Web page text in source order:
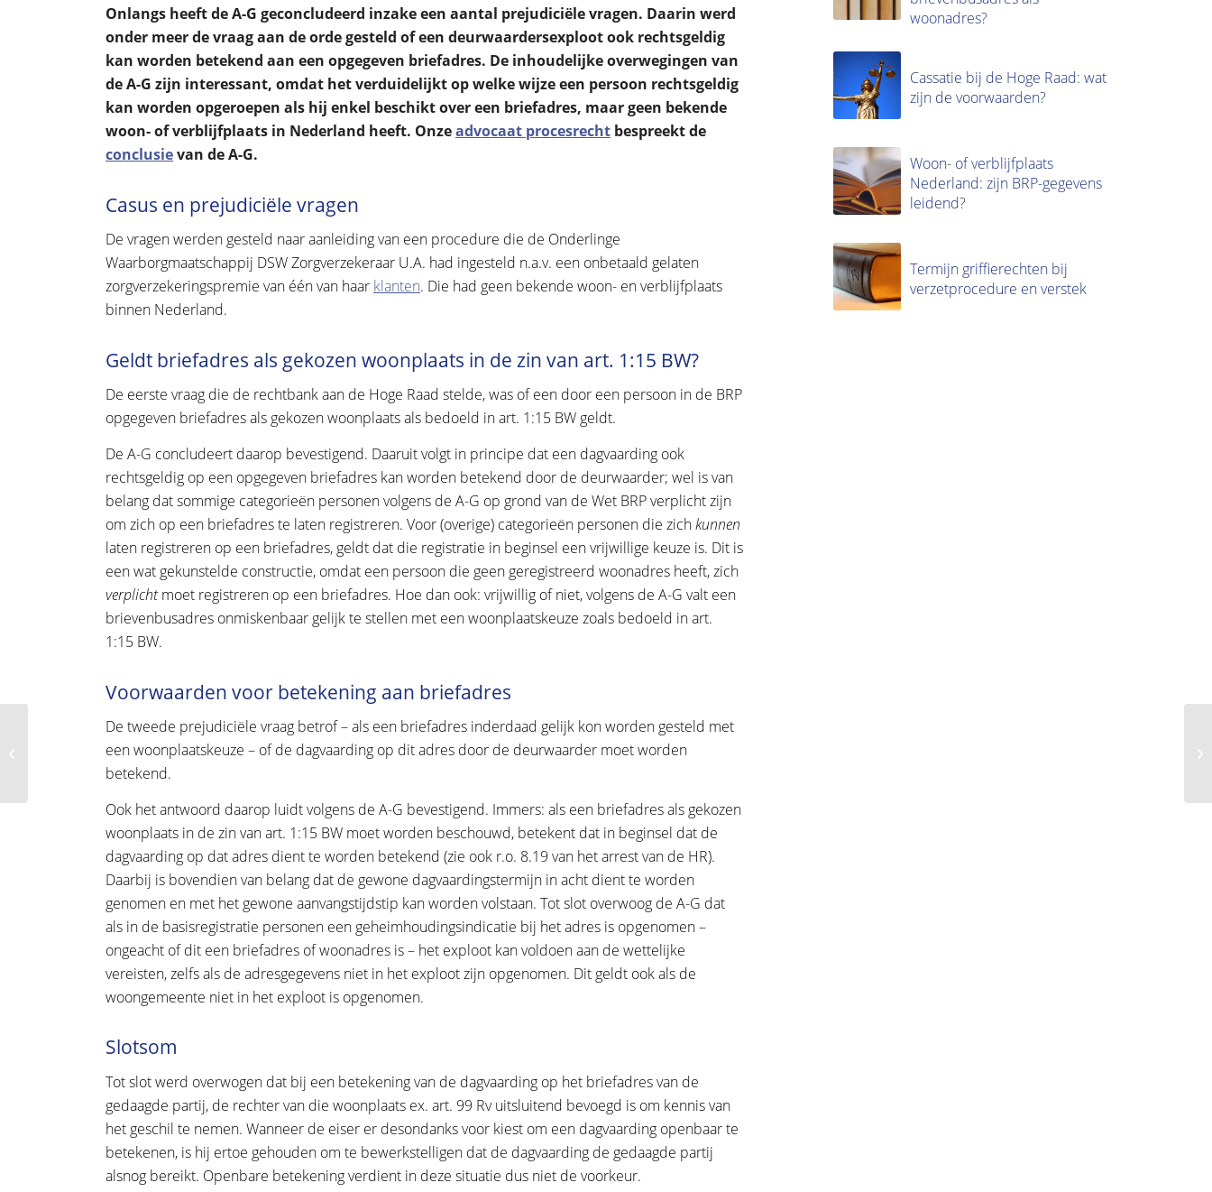
Onlangs heeft de A-G geconcludeerd inzake een aantal prejudiciële vragen. Daarin werd
onder meer de vraag aan de orde gesteld of een deurwaardersexploot ook rechtsgeldig
kan worden betekend aan een opgegeven briefadres. De inhoudelijke overwegingen van
de A-G zijn interessant, omdat het verduidelijkt op welke wijze een persoon rechtsgeldig
kan worden opgeroepen als hij enkel beschikt over een briefadres, maar geen bekende
woon- of verblijfplaats in Nederland heeft. Onzeadvocaat procesrecht bespreekt de
conclusievan de A-G.
Casus en prejudiciële vragen
De vragen werden gesteld naar aanleiding van een procedure die de Onderlinge
Waarborgmaatschappij DSW Zorgverzekeraar U.A. had ingesteld n.a.v. een onbetaald gelaten
zorgverzekeringspremie van één van haar klanten. Die had geen bekende woon- en verblijfplaats
binnen Nederland.
Geldt briefadres als gekozen woonplaats in de zin van art. 1:15 BW?
De eerste vraag die de rechtbank aan de Hoge Raad stelde, was of een door een persoon in de BRP
opgegeven briefadres als gekozen woonplaats als bedoeld in art. 1:15 BW geldt.
De A-G concludeert daarop bevestigend. Daaruit volgt in principe dat een dagvaarding ook
rechtsgeldig op een opgegeven briefadres kan worden betekend door de deurwaarder; wel is van
belang dat sommige categorieën personen volgens de A-G op grond van de Wet BRP verplicht zijn
om zich op een briefadres te laten registreren. Voor (overige) categorieën personen die zichkunnen
laten registreren op een briefadres, geldt dat die registratie in beginsel een vrijwillige keuze is. Dit is
een wat gekunstelde constructie, omdat een persoon die geen geregistreerd woonadres heeft, zich
verplichtmoet registreren op een briefadres. Hoe dan ook: vrijwillig of niet, volgens de A-G valt een
brievenbusadres onmiskenbaar gelijk te stellen met een woonplaatskeuze zoals bedoeld in art.
1:15 BW.
Voorwaarden voor betekening aan briefadres
De tweede prejudiciële vraag betrof – als een briefadres inderdaad gelijk kon worden gesteld met
een woonplaatskeuze – of de dagvaarding op dit adres door de deurwaarder moet worden
betekend.
Ook het antwoord daarop luidt volgens de A-G bevestigend. Immers: als een briefadres als gekozen
woonplaats in de zin van art. 1:15 BW moet worden beschouwd, betekent dat in beginsel dat de
dagvaarding op dat adres dient te worden betekend (zie ook r.o. 8.19 van het arrest van de HR).
Daarbij is bovendien van belang dat de gewone dagvaardingstermijn in acht dient te worden
genomen en met het gewone aanvangstijdstip kan worden volstaan. Tot slot overwoog de A-G dat
als in de basisregistratie personen een geheimhoudingsindicatie bij het adres is opgenomen –
ongeacht of dit een briefadres of woonadres is – het exploot kan voldoen aan de wettelijke
vereisten, zelfs als de adresgegevens niet in het exploot zijn opgenomen. Dit geldt ook als de
woongemeente niet in het exploot is opgenomen.
Slotsom
Tot slot werd overwogen dat bij een betekening van de dagvaarding op het briefadres van de
gedaagde partij, de rechter van die woonplaats ex. art. 99 Rv uitsluitend bevoegd is om kennis van
het geschil te nemen. Wanneer de eiser er desondanks voor kiest om een dagvaarding openbaar te
betekenen, is hij ertoe gehouden om te bewerkstelligen dat de dagvaarding de gedaagde partij
alsnog bereikt. Openbare betekening verdient in deze situatie dus niet de voorkeur.
woonadres?
Cassatie bij de Hoge Raad: wat
zijn de voorwaarden?
Woon- of verblijfplaats
Nederland: zijn BRP-gegevens
leidend?
Termijn griffierechten bij
verzetprocedure en verstek
geboorteakte wijzigen
of aanpassen: wat zijn
de voorwaarden?